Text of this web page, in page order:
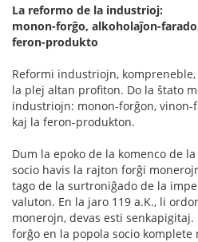
La reformo de la industrioj:
monon-forĝo, alkoholaĵon-
feron-produkto
Reformi industriojn,
la plej altan profiton. Do la ŝtato
industriojn: monon-forĝon, vinon-
kaj la feron-produkton.
Dum la epoko de la komenco de
socio havis la rajton forĝi
tago de la surtroniĝado de la
valuton. En la jaro 119 a.K., li
monerojn, devas esti
forĝo en la popola socio komplete